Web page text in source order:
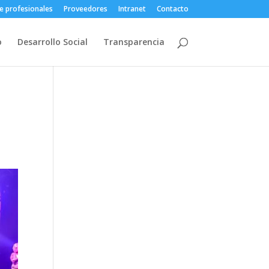
profesionales Proveedores Intranet Contacto
Desarrollo Social Transparencia